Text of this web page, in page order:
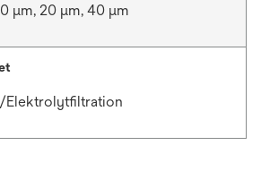
μm, 20 μm, 40 μm
Elektrolytfiltration